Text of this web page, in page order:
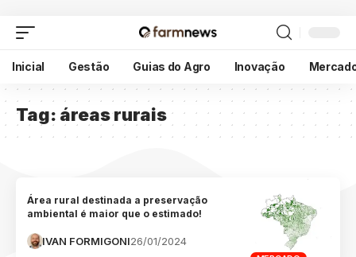
Inicial Gestão Guias do Agro Inovação
Tag: áreas rurais
Área rural destinada a preservação
ambiental é maior que o estimado!
IVAN FORMIGONI26/01/2024